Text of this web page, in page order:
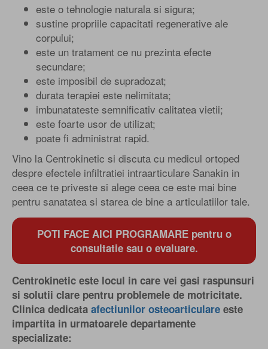
este o tehnologie naturala si sigura;
sustine propriile capacitati regenerative ale
corpului;
este un tratament ce nu prezinta efecte
secundare;
este imposibil de supradozat;
durata terapiei este nelimitata;
imbunatateste semnificativ calitatea vietii;
este foarte usor de utilizat;
poate fi administrat rapid.
Vino la Centrokinetic si discuta cu medicul ortoped
despre efectele infiltratiei intraarticulare Sanakin in
ceea ce te priveste si alege ceea ce este mai bine
pentru sanatatea si starea de bine a articulatiilor tale.
POTI FACE AICI PROGRAMARE pentru o
consultatie sau o evaluare.
Centrokinetic este locul in care vei gasi raspunsuri
si solutii clare pentru problemele de motricitate.
Clinica dedicata afectiunilor osteoarticulare este
impartita in urmatoarele departamente
specializate: